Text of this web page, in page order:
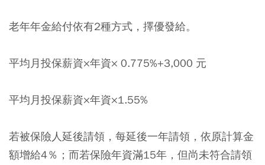
老年年金給付依有2種方式，擇優發給。
平均月投保薪資×年資× 0.775%+3,000 元
平均月投保薪資×年資×1.55%
若被保險人延後請領，每延後一年請領，依原計算金
額增給4％；而若保險年資滿15年，但尚未符合請領